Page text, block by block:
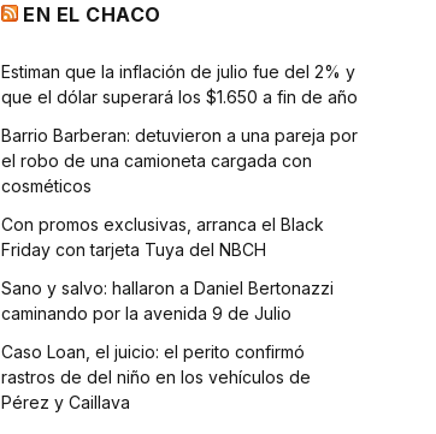
EN EL CHACO
Estiman que la inflación de julio fue del 2% y
que el dólar superará los $1.650 a fin de año
Barrio Barberan: detuvieron a una pareja por
el robo de una camioneta cargada con
cosméticos
Con promos exclusivas, arranca el Black
Friday con tarjeta Tuya del NBCH
Sano y salvo: hallaron a Daniel Bertonazzi
caminando por la avenida 9 de Julio
Caso Loan, el juicio: el perito confirmó
rastros de del niño en los vehículos de
Pérez y Caillava